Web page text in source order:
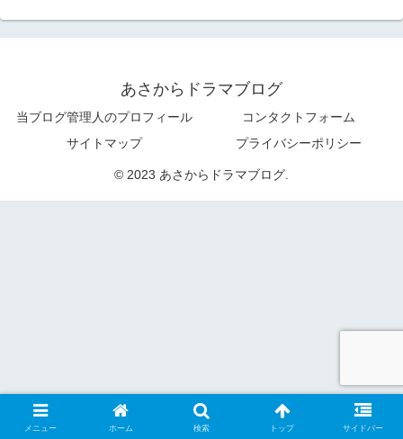
あさからドラマブログ
当ブログ管理人のプロフィール
コンタクトフォーム
サイトマップ
プライバシーポリシー
© 2023 あさからドラマブログ.
メニュー ホーム 検索 トップ サイドバー